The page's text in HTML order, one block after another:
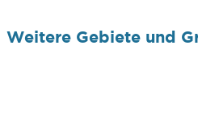
Weitere Gebiete und